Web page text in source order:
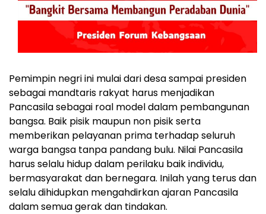
Pemimpin negri ini mulai dari desa sampai presiden
sebagai mandtaris rakyat harus menjadikan
Pancasila sebagai roal model dalam pembangunan
bangsa. Baik pisik maupun non pisik serta
memberikan pelayanan prima terhadap seluruh
warga bangsa tanpa pandang bulu. Nilai Pancasila
harus selalu hidup dalam perilaku baik individu,
bermasyarakat dan bernegara. Inilah yang terus dan
selalu dihidupkan mengahdirkan ajaran Pancasila
dalam semua gerak dan tindakan.